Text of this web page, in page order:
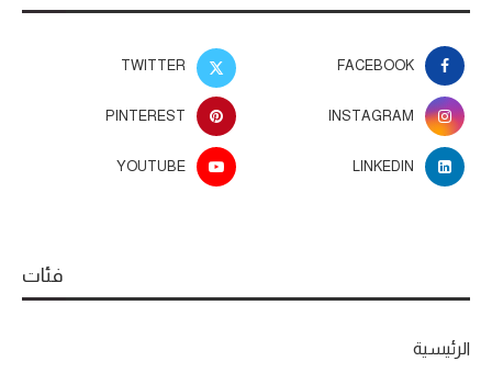
FACEBOOK
TWITTER
INSTAGRAM
PINTEREST
LINKEDIN
YOUTUBE
فئات
الرئيسية